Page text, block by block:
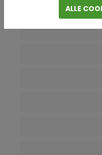
ALLE